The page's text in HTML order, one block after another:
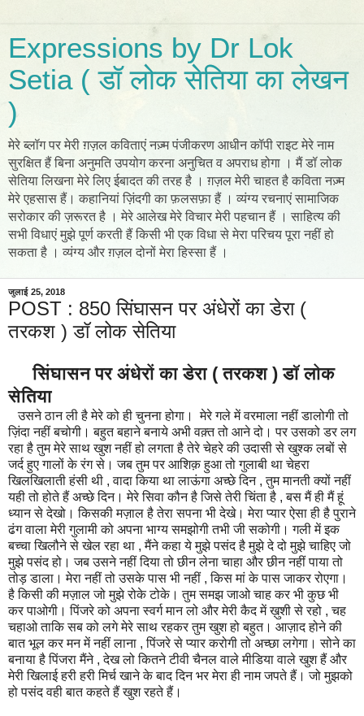
Expressions by Dr Lok
Setia ( डॉ लोक सेतिया का लेखन
)
मेरे ब्लॉग पर मेरी ग़ज़ल कविताएं नज़्म पंजीकरण आधीन कॉपी राइट मेरे नाम
सुरक्षित हैं बिना अनुमति उपयोग करना अनुचित व अपराध होगा । मैं डॉ लोक
सेतिया लिखना मेरे लिए ईबादत की तरह है । ग़ज़ल मेरी चाहत है कविता नज़्म
मेरे एहसास हैं। कहानियां ज़िंदगी का फ़लसफ़ा हैं । व्यंग्य रचनाएं सामाजिक
सरोकार की ज़रूरत है । मेरे आलेख मेरे विचार मेरी पहचान हैं । साहित्य की
सभी विधाएं मुझे पूर्ण करती हैं किसी भी एक विधा से मेरा परिचय पूरा नहीं हो
सकता है । व्यंग्य और ग़ज़ल दोनों मेरा हिस्सा हैं ।
जुलाई 25, 2018
POST : 850 सिंघासन पर अंधेरों का डेरा (
तरकश ) डॉ लोक सेतिया
सिंघासन पर अंधेरों का डेरा ( तरकश ) डॉ लोक
सेतिया
उसने ठान ली है मेरे को ही चुनना होगा। मेरे गले में वरमाला नहीं डालोगी तो
ज़िंदा नहीं बचोगी। बहुत बहाने बनाये अभी वक़्त तो आने दो। पर उसको डर लग
रहा है तुम मेरे साथ खुश नहीं हो लगता है तेरे चेहरे की उदासी से खुश्क लबों से
जर्द हुए गालों के रंग से। जब तुम पर आशिक़ हुआ तो गुलाबी था चेहरा
खिलखिलाती हंसी थी , वादा किया था लाऊंगा अच्छे दिन , तुम मानती क्यों नहीं
यही तो होते हैं अच्छे दिन। मेरे सिवा कौन है जिसे तेरी चिंता है , बस मैं ही मैं हूं
ध्यान से देखो। किसकी मज़ाल है तेरा सपना भी देखे। मेरा प्यार ऐसा ही है पुराने
ढंग वाला मेरी गुलामी को अपना भाग्य समझोगी तभी जी सकोगी। गली में इक
बच्चा खिलौने से खेल रहा था , मैंने कहा ये मुझे पसंद है मुझे दे दो मुझे चाहिए जो
मुझे पसंद हो। जब उसने नहीं दिया तो छीन लेना चाहा और छीन नहीं पाया तो
तोड़ डाला। मेरा नहीं तो उसके पास भी नहीं , किस मां के पास जाकर रोएगा।
है किसी की मज़ाल जो मुझे रोके टोके। तुम समझ जाओ चाह कर भी कुछ भी
कर पाओगी। पिंजरे को अपना स्वर्ग मान लो और मेरी कैद में ख़ुशी से रहो , चह
चहाओ ताकि सब को लगे मेरे साथ रहकर तुम खुश हो बहुत। आज़ाद होने की
बात भूल कर मन में नहीं लाना , पिंजरे से प्यार करोगी तो अच्छा लगेगा। सोने का
बनाया है पिंजरा मैंने , देख लो कितने टीवी चैनल वाले मीडिया वाले खुश हैं और
मेरी खिलाई हरी हरी मिर्च खाने के बाद दिन भर मेरा ही नाम जपते हैं। जो मुझको
हो पसंद वही बात कहते हैं खुश रहते हैं।